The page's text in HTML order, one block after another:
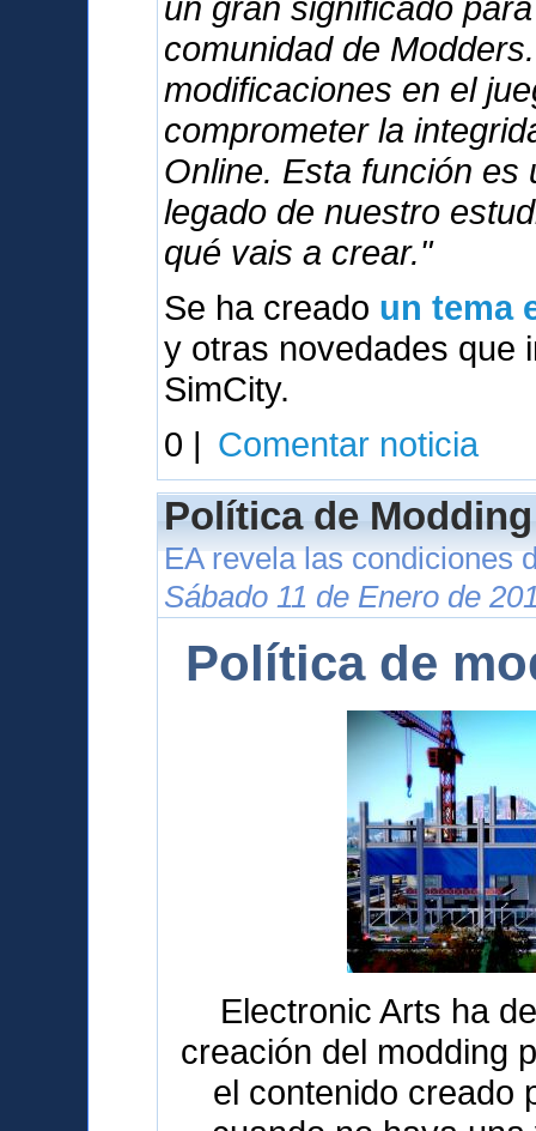
un gran significado
comunidad de
modificaciones en el
comprometer la
Online. Esta función es
legado de nuestro
qué vais a crear."
Se ha creado un tema
y otras novedades que
SimCity.
0 | Comentar noticia
Política de
EA revela las condiciones
Sábado 11 de Enero de
Política de
Electronic Arts ha
creación del modding
el contenido creado